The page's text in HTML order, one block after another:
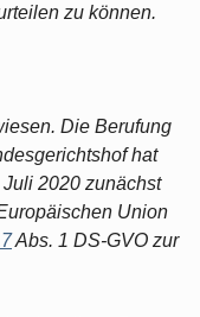
zu können.
Die Berufung
hat
2020 zunächst
Union
Abs. 1 DS-GVO zur